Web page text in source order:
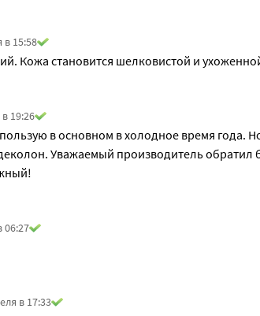
в 15:58
Кожа становится шелковистой и
19:26
в основном в холодное время года.
Уважаемый производитель обратил
06:27
в 17:33